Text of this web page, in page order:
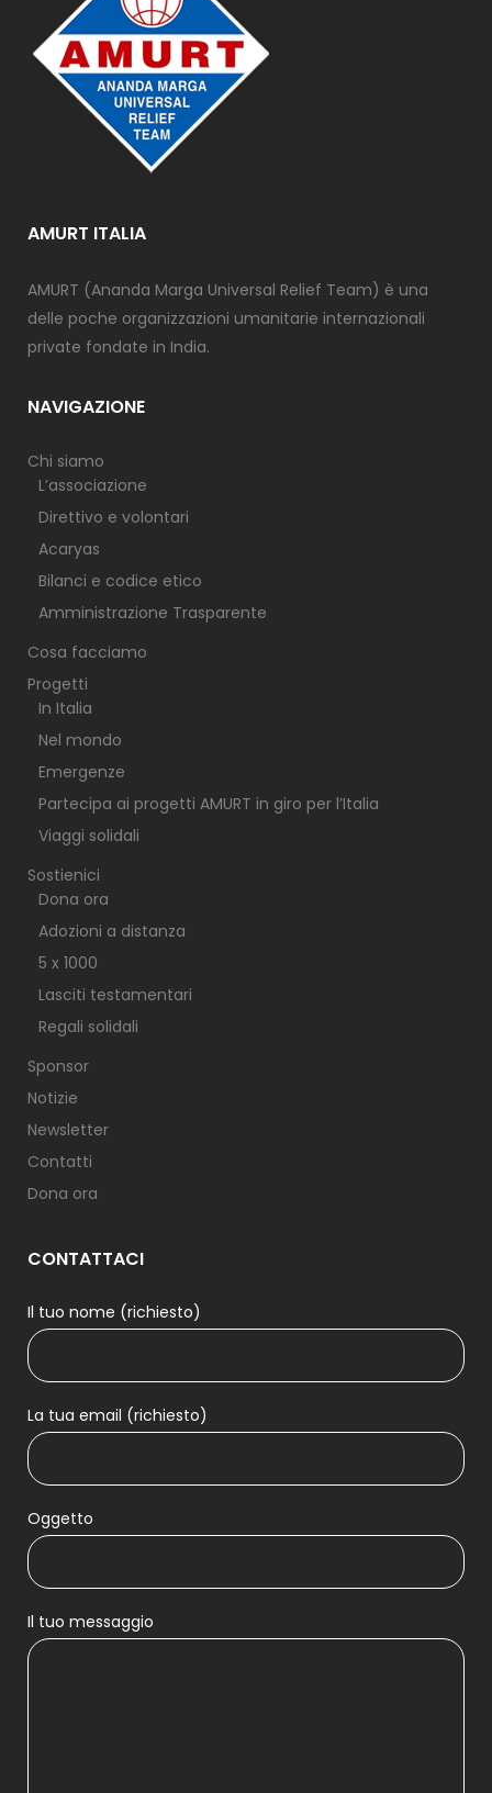
AMURT ITALIA
AMURT (Ananda Marga Universal Relief Team) è una
delle poche organizzazioni umanitarie internazionali
private fondate in India.
NAVIGAZIONE
Chi siamo
L’associazione
Direttivo e volontari
Acaryas
Bilanci e codice etico
Amministrazione Trasparente
Cosa facciamo
Progetti
In Italia
Nel mondo
Emergenze
Partecipa ai progetti AMURT in giro per l’Italia
Viaggi solidali
Sostienici
Dona ora
Adozioni a distanza
5 x 1000
Lasciti testamentari
Regali solidali
Sponsor
Notizie
Newsletter
Contatti
Dona ora
CONTATTACI
Il tuo nome (richiesto)
La tua email (richiesto)
Oggetto
Il tuo messaggio